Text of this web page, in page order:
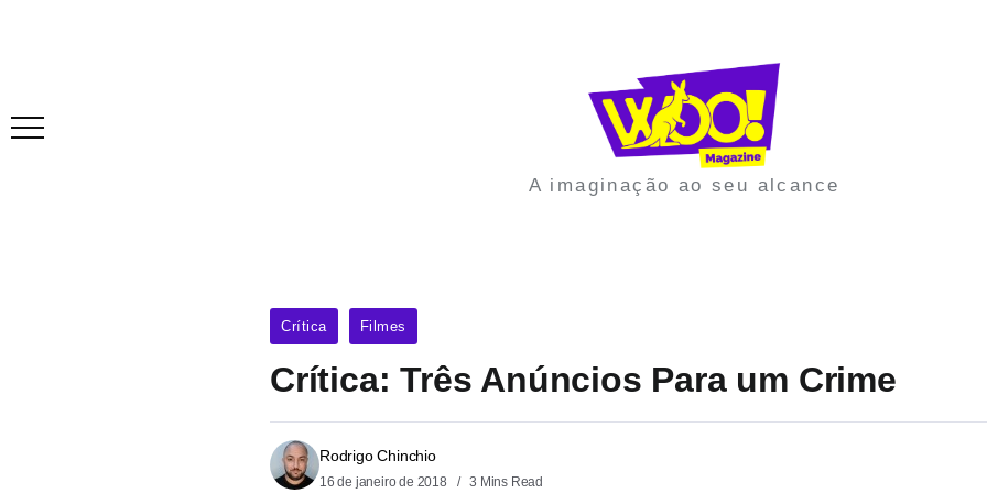
A imaginação ao seu alcance
Crítica Filmes
Crítica: Três Anúncios Para um Crime
Rodrigo Chinchio
16 de janeiro de 2018 3 Mins Read